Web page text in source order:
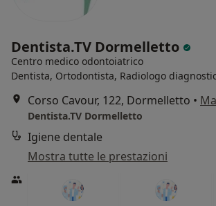
Dentista.TV Dormelletto
Centro medico odontoiatrico
Dentista, Ortodontista, Radiologo
Corso Cavour, 122, Dormelletto •
Dentista.TV Dormelletto
Igiene dentale
Mostra tutte le prestazioni